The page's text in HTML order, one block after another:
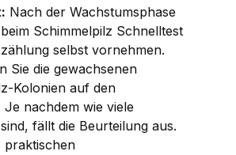
Nach der Wachstumsphase
Schimmelpilz Schnelltest
selbst vornehmen.
Sie die gewachsenen
Kolonien auf den
nachdem wie viele
fällt die Beurteilung aus.
praktischen